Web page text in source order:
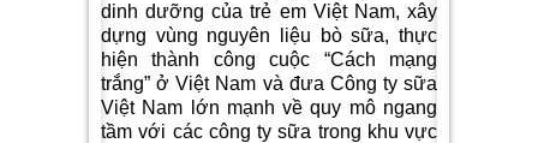
dinh dưỡng của trẻ em Việt Nam, xây
dựng vùng nguyên liệu bò sữa, thực
hiện thành công cuộc “Cách mạng
trắng” ở Việt Nam và đưa Công ty sữa
Việt Nam lớn mạnh về quy mô ngang
tầm với các công ty sữa trong khu vực